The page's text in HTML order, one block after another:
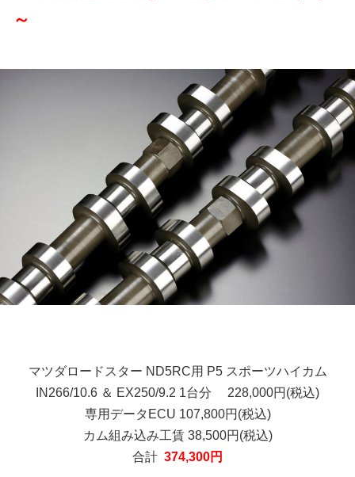
～
マツダロードスター ND5RC用 P5 スポーツハイカム
IN266/10.6 ＆ EX250/9.2 1台分 228,000円(税込)
専用データECU 107,800円(税込)
カム組み込み工賃 38,500円(税込)
合計 374,300円